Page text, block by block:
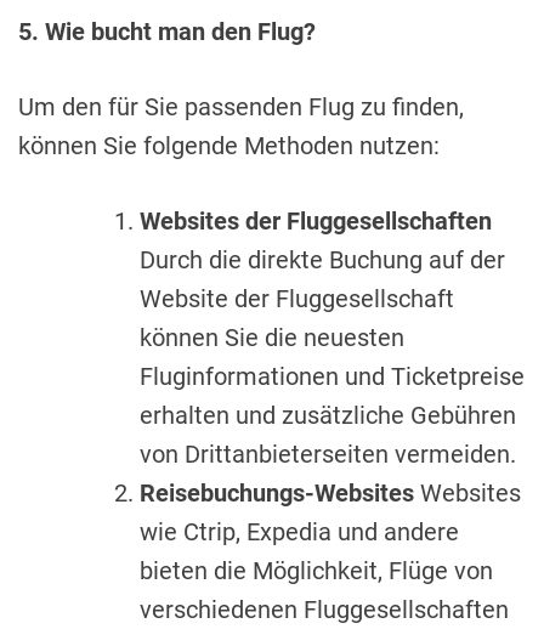
5. Wie bucht man den Flug?
Um den für Sie passenden Flug zu finden,
können Sie folgende Methoden nutzen:
Websites der Fluggesellschaften
Durch die direkte Buchung auf der
Website der Fluggesellschaft
können Sie die neuesten
Fluginformationen und Ticketpreise
erhalten und zusätzliche Gebühren
von Drittanbieterseiten vermeiden.
Reisebuchungs-Websites Websites
wie Ctrip, Expedia und andere
bieten die Möglichkeit, Flüge von
verschiedenen Fluggesellschaften